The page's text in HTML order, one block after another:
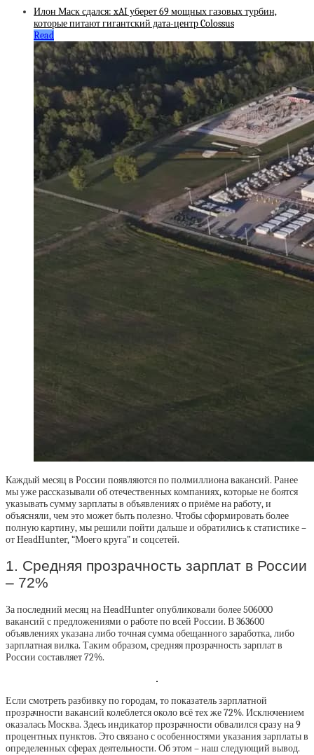
Илон Маск сдался: xAI уберет 69 мощных газовых турбин,
которые питают гигантский дата-центр Colossus
Read
Каждый месяц в России появляются по полмиллиона вакансий. Ранее
мы уже рассказывали об отечественных компаниях, которые не боятся
указывать сумму зарплаты в объявлениях о приёме на работу, и
объясняли, чем это может быть полезно. Чтобы сформировать более
полную картину, мы решили пойти дальше и обратились к статистике –
от HeadHunter, “Моего круга” и соцсетей.
1. Средняя прозрачность зарплат в России
– 72%
За последний месяц на HeadHunter опубликовали более 506000
вакансий с предложениями о работе по всей России. В 363600
объявлениях указана либо точная сумма обещанного заработка, либо
зарплатная вилка. Таким образом, средняя прозрачность зарплат в
России составляет 72%.
Если смотреть разбивку по городам, то показатель зарплатной
прозрачности вакансий колеблется около всё тех же 72%. Исключением
оказалась Москва. Здесь индикатор прозрачности обвалился сразу на 9
процентных пунктов. Это связано с особенностями указания зарплаты в
определенных сферах деятельности. Об этом – наш следующий вывод.